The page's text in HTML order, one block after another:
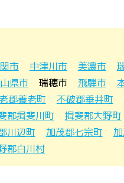
関市 中津川市 美濃市
山県市 瑞穂市 飛騨市
郡養老町 不破郡垂井町
郡揖斐川町 揖斐郡大野町
川辺町 加茂郡七宗町
郡白川村